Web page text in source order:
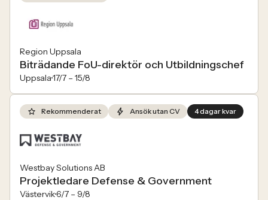
Region Uppsala
Biträdande FoU-direktör och Utbildningschef
Uppsala17/7 – 15/8
Rekommenderat Ansök utan CV 4 dagar kvar
Westbay Solutions AB
Projektledare Defense & Government
Västervik6/7 – 9/8